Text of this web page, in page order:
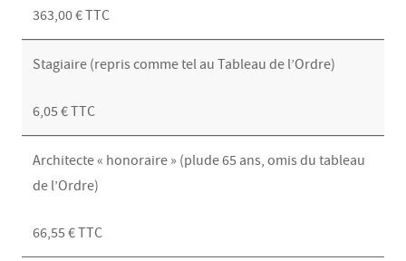
363,00 € TTC
Stagiaire (repris comme tel au Tableau de l’Ordre)
6,05 € TTC
Architecte « honoraire » (plude 65 ans, omis du tableau
de l’Ordre)
66,55 € TTC